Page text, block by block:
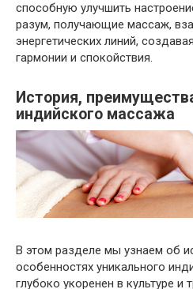
способную улучшить
разум, получающие массаж,
энергетических линий,
гармонии и спокойствия.
История,
индийского массажа
В этом разделе мы узнаем об
особенностях уникального
глубоко укоренен в культуре и